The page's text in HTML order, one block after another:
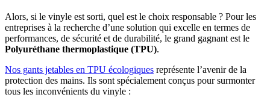
Alors, si le vinyle est sorti, quel est le choix responsable ? Pour les
entreprises à la recherche d’une solution qui excelle en termes de
performances, de sécurité et de durabilité, le grand gagnant est le
Polyuréthane thermoplastique (TPU).
Nos gants jetables en TPU écologiques représente l’avenir de la
protection des mains. Ils sont spécialement conçus pour surmonter
tous les inconvénients du vinyle :